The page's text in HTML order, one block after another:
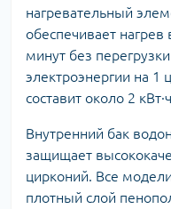
нагревательный
обеспечивает нагрев
минут без
электроэнергии на 1
составит около 2
Внутренний бак
защищает
цирконий. Все
плотный слой